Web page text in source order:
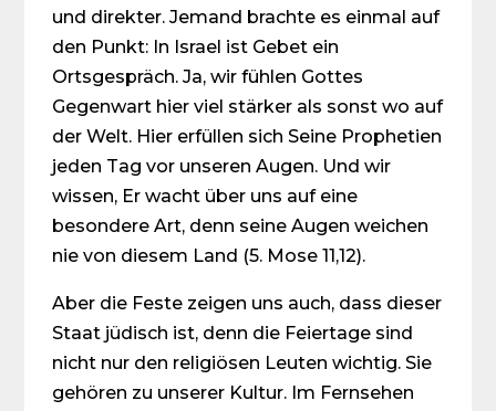
und direkter. Jemand brachte es einmal auf
den Punkt: In Israel ist Gebet ein
Ortsgespräch. Ja, wir fühlen Gottes
Gegenwart hier viel stärker als sonst wo auf
der Welt. Hier erfüllen sich Seine Prophetien
jeden Tag vor unseren Augen. Und wir
wissen, Er wacht über uns auf eine
besondere Art, denn seine Augen weichen
nie von diesem Land (5. Mose 11,12).
Aber die Feste zeigen uns auch, dass dieser
Staat jüdisch ist, denn die Feiertage sind
nicht nur den religiösen Leuten wichtig. Sie
gehören zu unserer Kultur. Im Fernsehen